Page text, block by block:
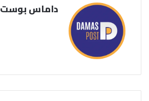
داماس بوست